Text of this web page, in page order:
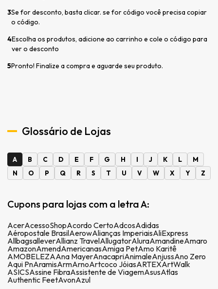
3Se for desconto, basta clicar. se for código você precisa copiar
o código.
4Escolha os produtos, adicione ao carrinho e cole o código para
ver o desconto
5Pronto! Finalize a compra e aguarde seu produto.
Glossário de Lojas
A B C D E F G H I J K L
M
N
O P Q R S T U V W X Y Z
Cupons para lojas com a letra A:
AcerAcessoShopAcordo CertoAdcosAdidas
Aéropostale BrasilAerowAlianças ImperiaisAliExpress
AllbagsalleverAllianz TravelAllugatorAluraAmandineAmaro
AmazonAmendAmericanasAmiga PetAmo Karitê
AMOBELEZAAna MayerAnacapriAnimaleAnjussAno Zero
Aqui PnAramisArmArnoArtcoco JóiasARTEXArtWalk
ASICSAssine FibraAssistente de ViagemAsusAtlas
Authentic FeetAvonAzul